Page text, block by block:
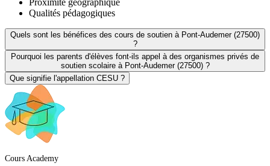
Proximité géographique
Qualités pédagogiques
Quels sont les bénéfices des cours de soutien à Pont-Audemer (27500)
?
Pourquoi les parents d'élèves font-ils appel à des organismes privés de
soutien scolaire à Pont-Audemer (27500) ?
Que signifie l'appellation CESU ?
Cours Academy